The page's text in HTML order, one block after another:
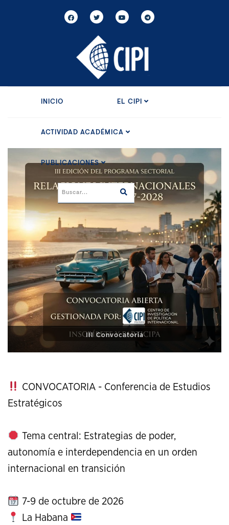
INICIO EL CIPI
ACTIVIDAD ACADÉMICA
PUBLICACIONES
XI Conference on Strategic Studies
CONVOCATORIA - Conferencia de Estudios
Estratégicos
Tema central: Estrategias de poder,
autonomía e interdependencia en un orden
internacional en transición
7-9 de octubre de 2026
La Habana